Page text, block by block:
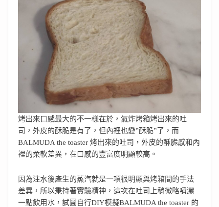
烤出來口感最大的不一樣在於，氣炸烤箱烤出來的吐
司，外皮的酥脆是有了，但內裡也變”酥脆”了，而
BALMUDA the toaster 烤出來的吐司，外皮的酥脆感和內
裡的柔軟差異，在口感的豐富度明顯較高。
因為注水後產生的蒸汽就是一項很明顯與烤箱間的手法
差異，所以秉持著實驗精神，這次在吐司上稍微略噴灑
一點飲用水，試圖自行DIY模擬BALMUDA the toaster 的